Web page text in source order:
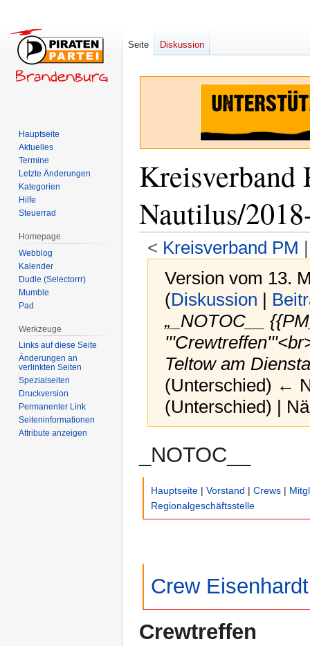
Kreisverband
Nautilus/
< Kreisverband PM
Version vom 13.
(Diskussion |
„_NOTOC__
Teltow am
(Unterschied) ←
(Unterschied) |
Navigation
springen
Suche
springen
_NOTOC__
Hauptseite | Vorstand | Crews |
Regionalgeschäftsstelle
Crew Eisenhardt
Crewtreffen
Seite Diskussion
Hauptseite
Aktuelles
Termine
Letzte Änderungen
Kategorien
Hilfe
Steuerrad
Homepage
Webblog
Kalender
Dudle (Selectorrr)
Mumble
Pad
Werkzeuge
Links auf diese Seite
Änderungen an
verlinkten Seiten
Spezialseiten
Druckversion
Permanenter Link
Seiten­­informationen
Attribute anzeigen